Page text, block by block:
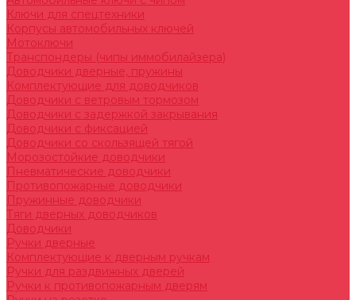
Ключи для спецтехники
Корпусы автомобильных ключей
Мотоключи
Транспондеры (чипы иммобилайзера)
Доводчики дверные, пружины
Комплектующие для доводчиков
Доводчики с ветровым тормозом
Доводчики с задержкой закрывания
Доводчики с фиксацией
Доводчики со скользящей тягой
Морозостойкие доводчики
Пневматические доводчики
Противопожарные доводчики
Пружинные доводчики
Тяги дверных доводчиков
Доводчики
Ручки дверные
Комплектующие к дверным ручкам
Ручки для раздвижных дверей
Ручки к противопожарным дверям